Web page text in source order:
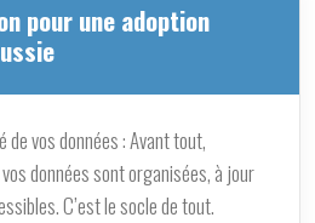
pour une adoption
vos données : Avant tout,
données sont organisées, à jour
C’est le socle de tout.